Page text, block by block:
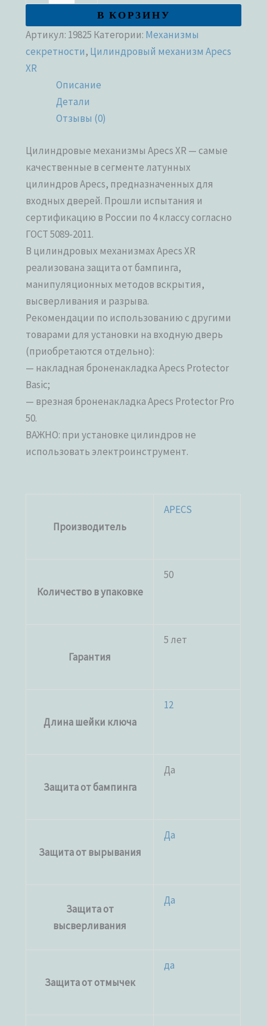
В КОРЗИНУ
Артикул: 19825 Категории: Механизмы
секретности, Цилиндровый механизм Apecs
XR
Описание
Детали
Отзывы (0)
Цилиндровые механизмы Apecs XR — самые
качественные в сегменте латунных
цилиндров Apecs, предназначенных для
входных дверей. Прошли испытания и
сертификацию в России по 4 классу согласно
ГОСТ 5089-2011.
В цилиндровых механизмах Apecs XR
реализована защита от бампинга,
манипуляционных методов вскрытия,
высверливания и разрыва.
Рекомендации по использованию с другими
товарами для установки на входную дверь
(приобретаются отдельно):
— накладная броненакладка Apecs Protector
Basic;
— врезная броненакладка Apecs Protector Pro
50.
ВАЖНО: при установке цилиндров не
использовать электроинструмент.
Производитель
APECS
Количество в упаковке
50
Гарантия
5 лет
Длина шейки ключа
12
Защита от бампинга
Да
Защита от вырывания
Да
Защита от
высверливания
Да
Защита от отмычек
да